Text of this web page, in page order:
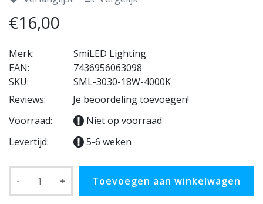
€16,00
Merk:
SmiLED Lighting
EAN:
7436956063098
SKU:
SML-3030-18W-4000K
Reviews:
Je beoordeling toevoegen!
Voorraad:
Niet op voorraad
Levertijd:
5-6 weken
- + Toevoegen aan winkelwagen